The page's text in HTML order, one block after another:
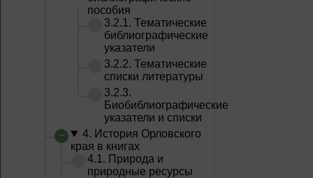
пособия
3.2.1. Тематические
библиографические
указатели
3.2.2. Тематические
списки литературы
3.2.3.
Биобиблиографические
указатели и списки
4. История Орловского
края в книгах
4.1. Природа и
природные ресурсы